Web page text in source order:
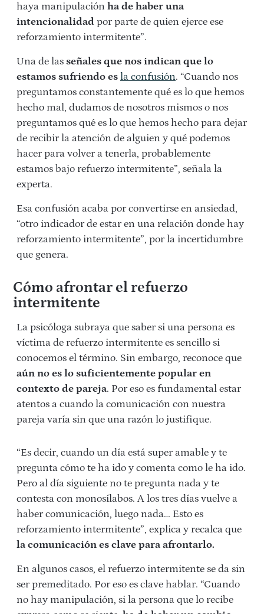
haya manipulación ha de haber una
intencionalidad por parte de quien ejerce ese
reforzamiento intermitente”.
Una de las señales que nos indican que lo
estamos sufriendo es la confusión. “Cuando nos
preguntamos constantemente qué es lo que hemos
hecho mal, dudamos de nosotros mismos o nos
preguntamos qué es lo que hemos hecho para dejar
de recibir la atención de alguien y qué podemos
hacer para volver a tenerla, probablemente
estamos bajo refuerzo intermitente”, señala la
experta.
Esa confusión acaba por convertirse en ansiedad,
“otro indicador de estar en una relación donde hay
reforzamiento intermitente”, por la incertidumbre
que genera.
Cómo afrontar el refuerzo
intermitente
La psicóloga subraya que saber si una persona es
víctima de refuerzo intermitente es sencillo si
conocemos el término. Sin embargo, reconoce que
aún no es lo suficientemente popular en
contexto de pareja. Por eso es fundamental estar
atentos a cuando la comunicación con nuestra
pareja varía sin que una razón lo justifique.
“Es decir, cuando un día está super amable y te
pregunta cómo te ha ido y comenta como le ha ido.
Pero al día siguiente no te pregunta nada y te
contesta con monosílabos. A los tres días vuelve a
haber comunicación, luego nada… Esto es
reforzamiento intermitente”, explica y recalca que
la comunicación es clave para afrontarlo.
En algunos casos, el refuerzo intermitente se da sin
ser premeditado. Por eso es clave hablar. “Cuando
no hay manipulación, si la persona que lo recibe